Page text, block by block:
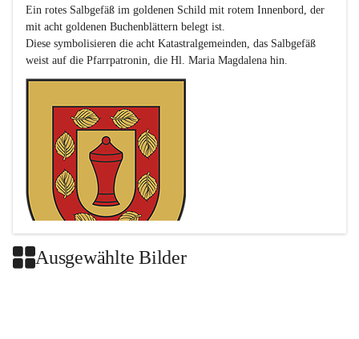
Ein rotes Salbgefäß im goldenen Schild mit rotem Innenbord, der
mit acht goldenen Buchenblättern belegt ist.
Diese symbolisieren die acht Katastralgemeinden, das Salbgefäß
Ausgewählte Bilder